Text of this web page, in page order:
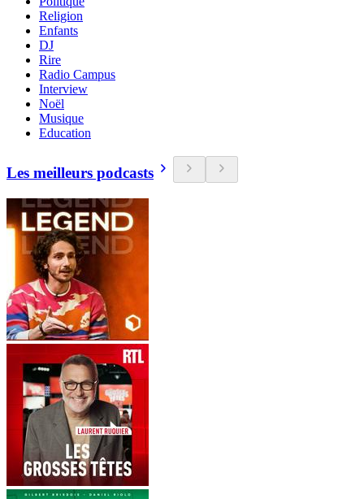
Religion
Enfants
DJ
Rire
Radio Campus
Interview
Noël
Musique
Education
Les meilleurs podcasts